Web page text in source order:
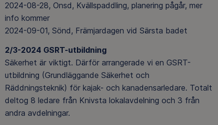
2024-08-28, Onsd, Kvällspaddling, planering pågår, mer
info kommer
2024-09-01, Sönd, Främjardagen vid Särsta badet
2/3-2024 GSRT-utbildning
Säkerhet är viktigt. Därför arrangerade vi en GSRT-
utbildning (Grundläggande Säkerhet och
Räddningsteknik) för kajak- och kanadensarledare. Totalt
deltog 8 ledare från Knivsta lokalavdelning och 3 från
andra avdelningar.